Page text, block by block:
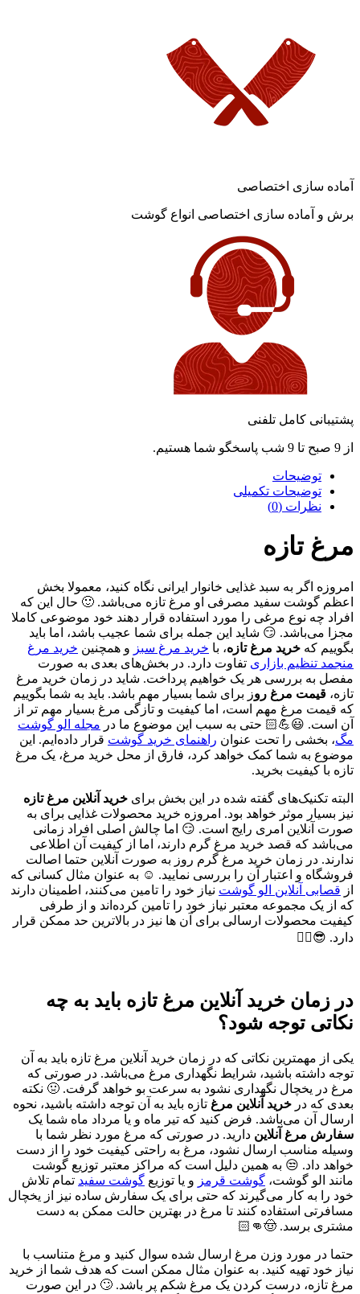
آماده سازی اختصاصی
برش و آماده سازی اختصاصی انواع گوشت
پشتیبانی کامل تلفنی
از 9 صبح تا 9 شب پاسخگو شما هستیم.
توضیحات
توضیحات تکمیلی
نظرات (0)
مرغ تازه
امروزه اگر به سبد غذایی خانوار ایرانی نگاه کنید، معمولا بخش
اعظم گوشت سفید مصرفی او مرغ تازه می‌باشد. 🙂 حال این که
افراد چه نوع مرغی را مورد استفاده قرار دهند خود موضوعی کاملا
مجزا می‌باشد. 😏 شاید این جمله برای شما عجیب باشد، اما باید
بگوییم که خرید مرغ تازه، با خرید مرغ سبز و همچنین خرید مرغ
منجمد تنظیم بازاری تفاوت دارد. در بخش‌های بعدی به صورت
مفصل به بررسی هر یک خواهیم پرداخت. شاید در زمان خرید مرغ
تازه، قیمت مرغ روز برای شما بسیار مهم باشد. باید به شما بگوییم
که قیمت مرغ مهم است، اما کیفیت و تازگی مرغ بسیار مهم تر از
آن است. 😃💪🏻 حتی به سبب این موضوع ما در مجله الو گوشت
مگ، بخشی را تحت عنوان راهنمای خرید گوشت قرار داده‌ایم. این
موضوع به شما کمک خواهد کرد، فارق از محل خرید مرغ، یک مرغ
تازه با کیفیت بخرید.
البته تکنیک‌های گفته شده در این بخش برای خرید آنلاین مرغ تازه
نیز بسیار موثر خواهد بود. امروزه خرید محصولات غذایی برای به
صورت آنلاین امری رایج است. 😏 اما چالش اصلی افراد زمانی
می‌باشد که قصد خرید مرغ گرم دارند، اما از کیفیت آن اطلاعی
ندارند. در زمان خرید مرغ گرم روز به صورت آنلاین حتما اصالت
فروشگاه و اعتبار آن را بررسی نمایید. ☺ به عنوان مثال کسانی که
از قصابی آنلاین الو گوشت نیاز خود را تامین می‌کنند، اطمینان دارند
که از یک مجموعه معتبر نیاز خود را تامین کرده‌اند و از طرفی
کیفیت محصولات ارسالی برای آن ها نیز در بالاترین حد ممکن قرار
دارد. 😎👌🏻
در زمان خرید آنلاین مرغ تازه باید به چه
نکاتی توجه شود؟
یکی از مهمترین نکاتی که در زمان خرید آنلاین مرغ تازه باید به آن
توجه داشته باشید، شرایط نگهداری مرغ می‌باشد. در صورتی که
مرغ در یخچال نگهداری نشود به سرعت بو خواهد گرفت. 🤢 نکته
بعدی که در خرید آنلاین مرغ تازه باید به آن توجه داشته باشید، نحوه
ارسال آن می‌باشد. فرض کنید که تیر ماه و یا مرداد ماه شما یک
سفارش مرغ آنلاین دارید. در صورتی که مرغ مورد نظر شما با
وسیله مناسب ارسال نشود، مرغ به راحتی کیفیت خود را از دست
خواهد داد. 😒 به همین دلیل است که مراکز معتبر توزیع گوشت
مانند الو گوشت، گوشت قرمز و یا توزیع گوشت سفید تمام تلاش
خود را به کار می‌گیرند که حتی برای یک سفارش ساده نیز از یخچال
مسافرتی استفاده کنند تا مرغ در بهترین حالت ممکن به دست
مشتری برسد. 🤠👊🏻
حتما در مورد وزن مرغ ارسال شده سوال کنید و مرغ متناسب با
نیاز خود تهیه کنید. به عنوان مثال ممکن است که هدف شما از خرید
مرغ تازه، درست کردن یک مرغ شکم پر باشد. 🙄 در این صورت